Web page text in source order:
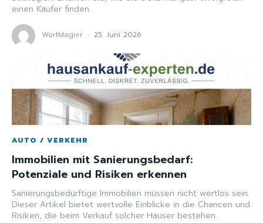
einen Käufer finden.
WortMagier - 25. Juni 2026
AUTO / VERKEHR
Immobilien mit Sanierungsbedarf:
Potenziale und Risiken erkennen
Sanierungsbedürftige Immobilien müssen nicht wertlos sein.
Dieser Artikel bietet wertvolle Einblicke in die Chancen und
Risiken, die beim Verkauf solcher Häuser bestehen.